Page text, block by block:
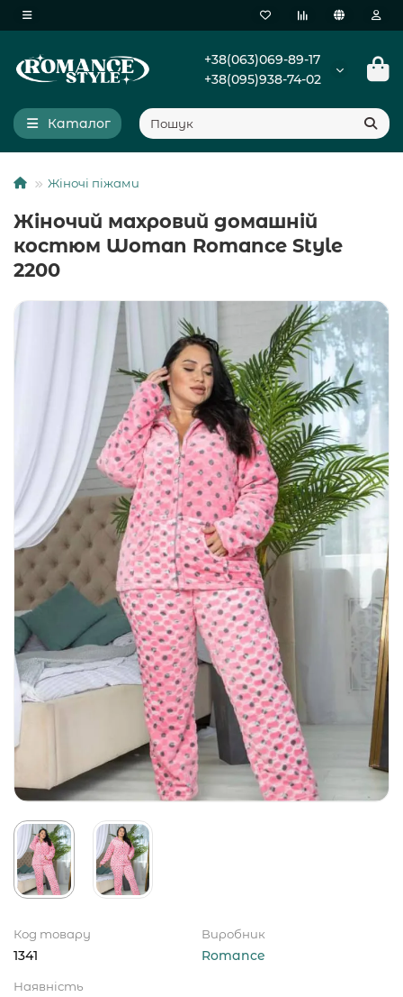
+38(063)069-89-17
+38(095)938-74-02
Каталог
Жіночі піжами
Жіночий махровий домашній
костюм Woman Romance Style
2200
Код товару
1341
Виробник
Romance
Наявність